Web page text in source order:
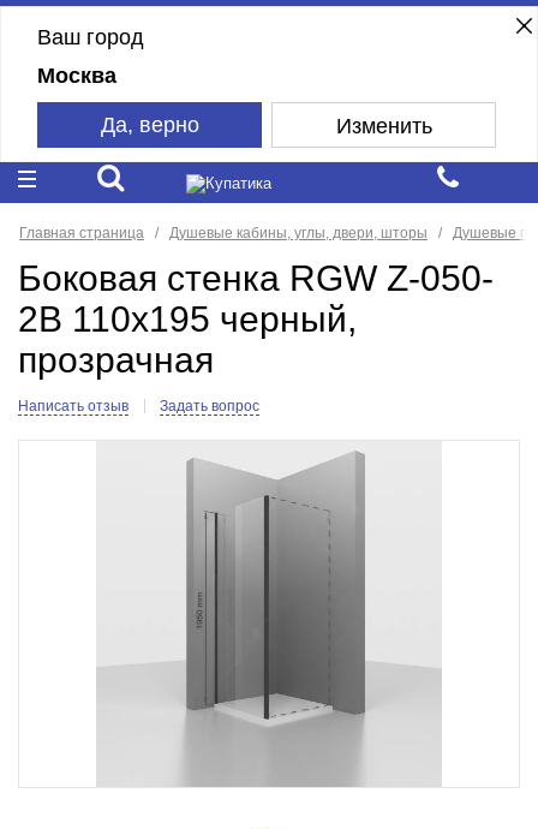
Ваш город
Москва
Да, верно Изменить
Главная страница Душевые кабины, углы, двери, шторы Душевые
Боковая стенка RGW Z-050-
2B 110x195 черный,
прозрачная
Написать отзыв Задать вопрос